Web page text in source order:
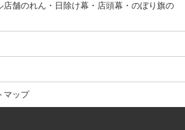
店舗のれん・日除け幕・店頭幕・のぼり旗の
マップ